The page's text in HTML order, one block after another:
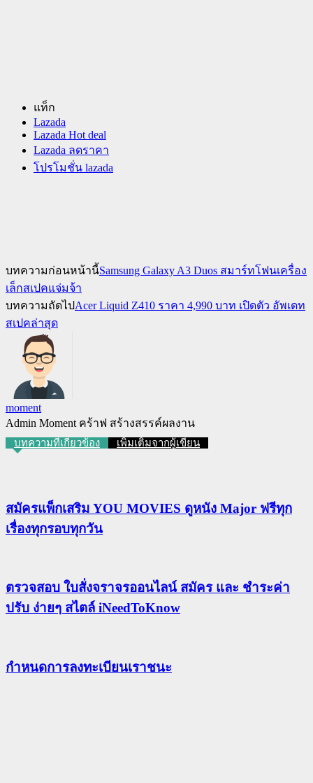
แท็ก
Lazada
Lazada Hot deal
Lazada ลดราคา
โปรโมชั่น lazada
บทความก่อนหน้านี้Samsung Galaxy A3 Duos สมาร์ทโฟนเครื่อง
เล็กสเปคแจ่มจ้า
บทความถัดไปAcer Liquid Z410 ราคา 4,990 บาท เปิดตัว อัพเดท
สเปคล่าสุด
moment
Admin Moment คร้าฟ สร้างสรรค์ผลงาน
บทความที่เกี่ยวข้อง เพิ่มเติมจากผู้เขียน
สมัครแพ็กเสริม YOU MOVIES ดูหนัง Major ฟรีทุก
เรื่องทุกรอบทุกวัน
ตรวจสอบ ใบสั่งจราจรออนไลน์ สมัคร และ ชำระค่า
ปรับ ง่ายๆ สไตล์ iNeedToKnow
กําหนดการลงทะเบียนเราชนะ